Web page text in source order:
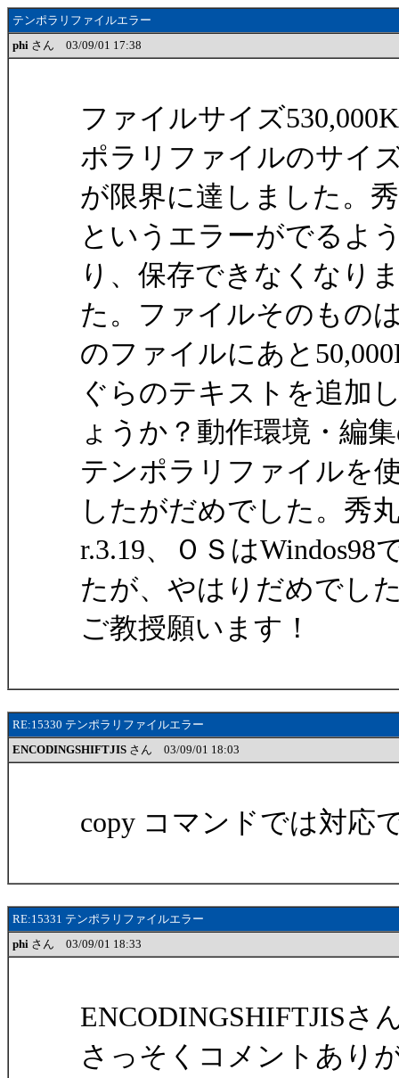
テンポラリファイルエラー
phi さん 03/09/01 17:38
ファイルサイズ
ポラリファイルのサイ
が限界に達しました。
というエラーがでるよ
り、保存できなくなり
た。ファイルそのもの
のファイルにあと
ぐらのテキストを追加
ょうか？動作環境・編
テンポラリファイルを
したがだめでした。秀
r.3.19、ＯＳは
たが、やはりだめでし
ご教授願います！
RE:15330 テンポラリファイルエラー
ENCODINGSHIFTJIS さん 03/09/01 18:03
copy コマンドでは対応
RE:15331 テンポラリファイルエラー
phi さん 03/09/01 18:33
ENCODINGSHIFTJISさ
さっそくコメントあり